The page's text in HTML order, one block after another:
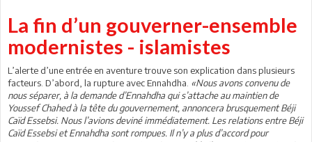
La fin d’un gouverner-ensemble
modernistes - islamistes
L’alerte d’une entrée en aventure trouve son explication dans plusieurs
facteurs. D’abord, la rupture avec Ennahdha. «Nous avons convenu de
nous séparer, à la demande d’Ennahdha qui s’attache au maintien de
Youssef Chahed à la tête du gouvernement, annoncera brusquement Béji
Caïd Essebsi. Nous l’avions deviné immédiatement. Les relations entre Béji
Caïd Essebsi et Ennahdha sont rompues. Il n’y a plus d’accord pour